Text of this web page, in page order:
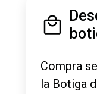
Compra
la Botiga